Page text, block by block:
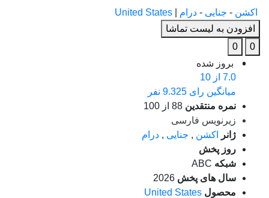
اکشن - جنایی - درام
United States
افزودن به لیست تماشا
0
0
7.0 از 10
میانگین رای 9.325 نفر
نمره منتقدین 88 از 100
زیرنویس فارسی
ژانر
اکشن , جنایی , درام
روز پخش
شبکه ABC
سال های پخش 2026
محصول United States
بروز‌ شده